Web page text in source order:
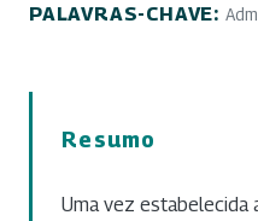
PALAVRAS-CHAVE:
Resumo
Uma vez estabelecida